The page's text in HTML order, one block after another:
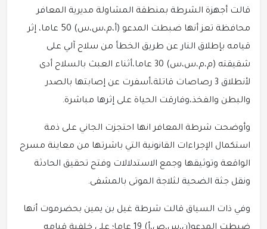
قالت أجهزة الشرطة بمنطقة المشاولة مديرية المعافر
محافظة تعز أنها ضبطت المدعو (أ،م،س،س) 50 عاما، إثر
قيامه بإطلاق النار عن طريق الخطأ من سلاح آلي على
شقيقته (م،م،س،س) 30 عاما،أثناء العبث بالسلاح أدى
لأنطلاق 3 رصاصات قاتلة،أسفرت عن إصابتها بالصدر
والبطن والفخذ،وفارقت الحياة على إثرها مباشرة.
وأوضحت شرطة المعافر انها احتجزت الجاني على ذمة
استكمال الإجراءات القانونية التي باشرتها من معاينة مسرح
الواقعة وتوثيقها وجمع الاستدلالات وفتح تحقيق الحادثة
ونقل جثة الضحية لثلاجة الموتى بالمشفى.
وفي ذات السياق قالت شرطة غيل بن يمين بحضرموت أنها